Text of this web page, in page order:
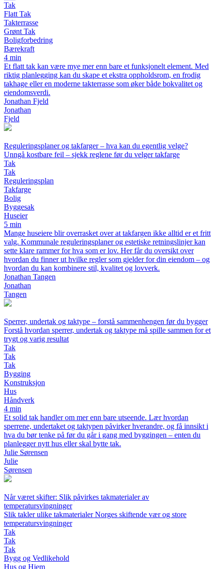
Tak
Flatt Tak
Takterrasse
Grønt Tak
Boligforbedring
Bærekraft
4 min
Et flatt tak kan være mye mer enn bare et funksjonelt element. Med
riktig planlegging kan du skape et ekstra oppholdsrom, en frodig
takhage eller en moderne takterrasse som øker både bokvalitet og
eiendomsverdi.
Jonathan Fjeld
Jonathan
Fjeld
Reguleringsplaner og takfarger – hva kan du egentlig velge?
Unngå kostbare feil – sjekk reglene før du velger takfarge
Tak
Tak
Reguleringsplan
Takfarge
Bolig
Byggesak
Huseier
5 min
Mange huseiere blir overrasket over at takfargen ikke alltid er et fritt
valg. Kommunale reguleringsplaner og estetiske retningslinjer kan
sette klare rammer for hva som er lov. Her får du oversikt over
hvordan du finner ut hvilke regler som gjelder for din eiendom – og
hvordan du kan kombinere stil, kvalitet og lovverk.
Jonathan Tangen
Jonathan
Tangen
Sperrer, undertak og taktype – forstå sammenhengen før du bygger
Forstå hvordan sperrer, undertak og taktype må spille sammen for et
trygt og varig resultat
Tak
Tak
Tak
Bygging
Konstruksjon
Hus
Håndverk
4 min
Et solid tak handler om mer enn bare utseende. Lær hvordan
sperrene, undertaket og taktypen påvirker hverandre, og få innsikt i
hva du bør tenke på før du går i gang med byggingen – enten du
planlegger nytt hus eller skal bytte tak.
Julie Sørensen
Julie
Sørensen
Når været skifter: Slik påvirkes takmaterialer av
temperatursvingninger
Slik takler ulike takmaterialer Norges skiftende vær og store
temperatursvingninger
Tak
Tak
Tak
Bygg og Vedlikehold
Hus og Hjem